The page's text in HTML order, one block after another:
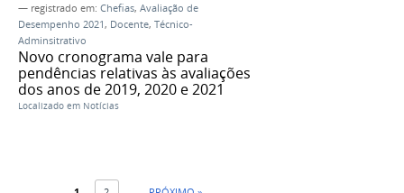
— registrado em: Chefias, Avaliação de
Desempenho 2021, Docente, Técnico-
Adminsitrativo
Novo cronograma vale para
pendências relativas às avaliações
dos anos de 2019, 2020 e 2021
Localizado em Notícias